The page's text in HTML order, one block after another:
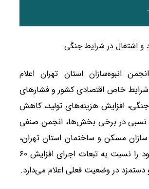
انجمن انبوه‌سازان استان تهران اعلام
شرایط خاص اقتصادی کشور و فشارهای
افزایش هزینه‌های تولید، کاهش
نسبی در برخی بخش‌ها، انجمن صنفی
سازان مسکن و ساختمان استان تهران،
نگرانی جدی خود را نسبت به تبعات اجرای افزایش ۶۰
در وضعیت فعلی اعلام می‌دارد.